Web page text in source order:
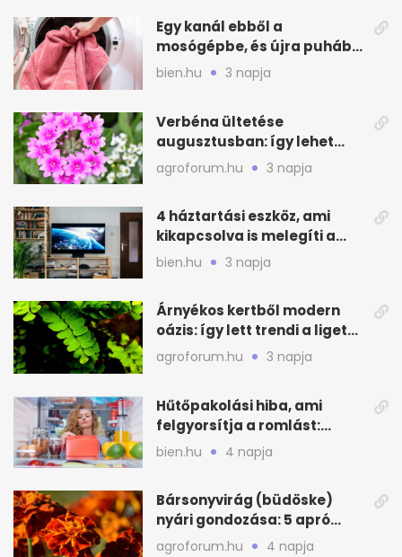
Egy kanál ebből a
mosógépbe, és újra puhább
lesz a törölköző
bien.hu 3 napja
Verbéna ültetése
augusztusban: így lehet
még idén virágos a kert
agroforum.hu 3 napja
4 háztartási eszköz, ami
kikapcsolva is melegíti a
lakást
bien.hu 3 napja
Árnyékos kertből modern
oázis: így lett trendi a ligetes
zöld
agroforum.hu 3 napja
Hűtőpakolási hiba, ami
felgyorsítja a romlást:
zónákra figyelj
bien.hu 4 napja
Bársonyvirág (büdöske)
nyári gondozása: 5 apró
lépés a dús virágzásért
agroforum.hu 4 napja